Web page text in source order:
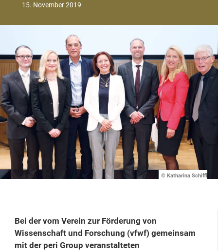
15. November 2019
© Katharina Schiffl
Bei der vom Verein zur Förderung von
Wissenschaft und Forschung (vfwf) ge­meinsam
mit der peri Group veranstalteten